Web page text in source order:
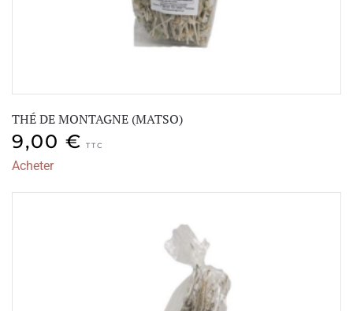
THÉ DE MONTAGNE (MATSO)
9,00 € TTC
Acheter